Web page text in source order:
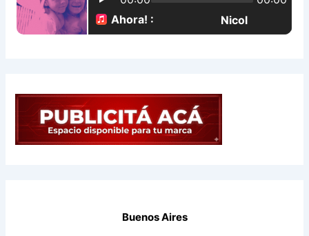
Buenos Aires